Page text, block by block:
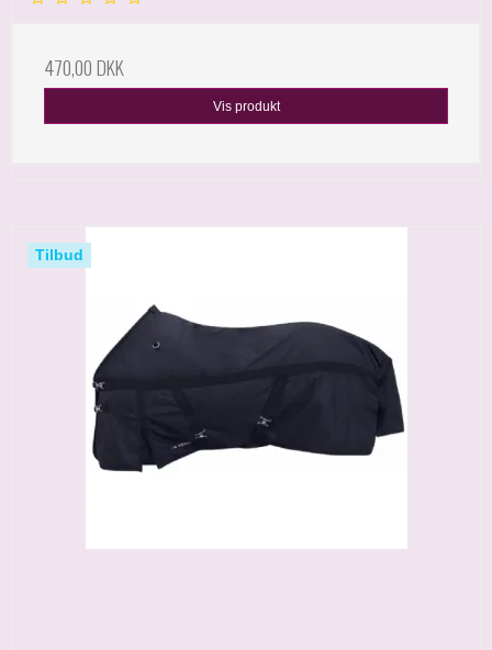
470,00 DKK
Vis produkt
Tilbud